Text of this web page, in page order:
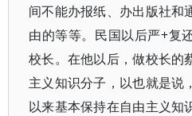
间不能办报纸、办出版社和
由的等等。民国以后严+复
校长。在他以后，做校长的
主义知识分子，以也就是说
以来基本保持在自由主义知